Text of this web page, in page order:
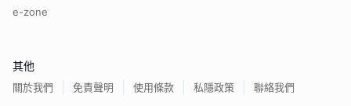
e-zone
其他
關於我們 免責聲明 使用條款 私隱政策 聯絡我們